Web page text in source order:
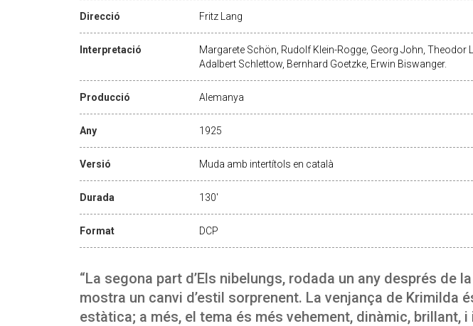
Direcció Fritz Lang
Interpretació
Margarete Schön, Rudolf Klein-Rogge, Georg John, Theodor
Adalbert Schlettow, Bernhard Goetzke, Erwin Biswanger.
Producció Alemanya
Any 1925
Versió Muda amb intertítols en català
Durada 130'
Format DCP
“La segona part d’Els nibelungs, rodada un any després de
mostra un canvi d’estil sorprenent. La venjança de Krimilda
estàtica; a més, el tema és més vehement, dinàmic, brillant, i